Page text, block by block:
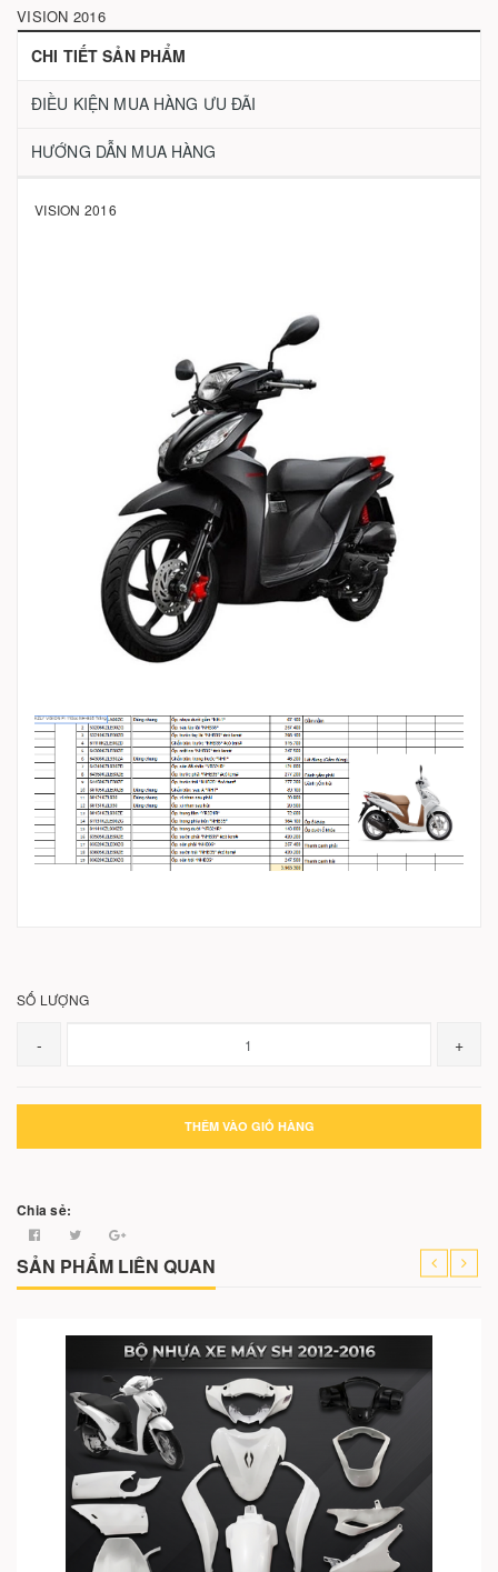
VISION 2016
CHI TIẾT SẢN PHẨM
ĐIỀU KIỆN MUA HÀNG ƯU ĐÃI
HƯỚNG DẪN MUA HÀNG
VISION 2016
SỐ LƯỢNG
- +
THÊM VÀO GIỎ HÀNG
Chia sẻ:
SẢN PHẨM LIÊN QUAN
Cho vào giỏ hàng